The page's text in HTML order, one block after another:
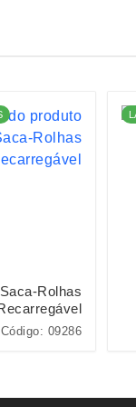
Saca-Rolhas
Código: 09286